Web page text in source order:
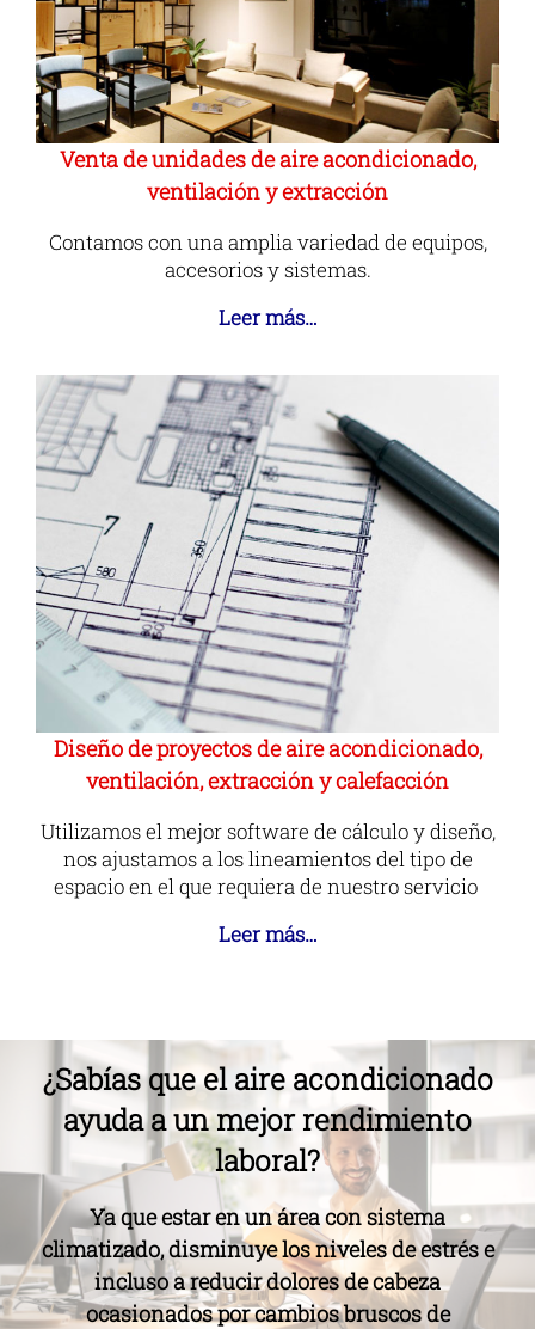
Venta de unidades de aire acondicionado,
ventilación y extracción
Contamos con una amplia variedad de equipos,
accesorios y sistemas.
Leer más…
Diseño de proyectos de aire acondicionado,
ventilación, extracción y calefacción
Utilizamos el mejor software de cálculo y diseño,
nos ajustamos a los lineamientos del tipo de
espacio en el que requiera de nuestro servicio
Leer más…
¿Sabías queel aire acondicionado
ayuda a un mejor rendimiento
laboral?
Ya que estar en un área con sistema
climatizado, disminuye los niveles de estrés e
incluso a reducir dolores de cabeza
ocasionados por cambios bruscos de